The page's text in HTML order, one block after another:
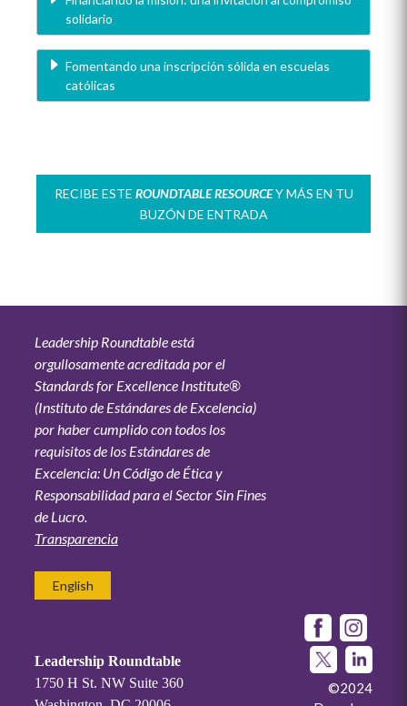
solidario
Fomentando una inscripción sólida en escuelas
católicas
RECIBE ESTE ROUNDTABLE RESOURCEY MÁS EN TU
BUZÓN DE ENTRADA
Leadership Roundtable está
orgullosamente acreditada por el
Standards for Excellence Institute®
(Instituto de Estándares de Excelencia)
por haber cumplido con todos los
requisitos de los Estándares de
Excelencia: Un Código de Ética y
Responsabilidad para el Sector Sin Fines
de Lucro.
Transparencia
English
Leadership Roundtable
1750 H St. NW Suite 360
©2024